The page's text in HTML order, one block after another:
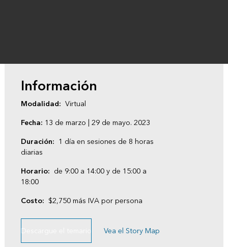
Información
Modalidad: Virtual
Fecha: 13 de marzo | 29 de mayo. 2023
Duración: 1 día en sesiones de 8 horas
diarias
Horario: de 9:00 a 14:00 y de 15:00 a
18:00
Costo: $2,750 más IVA por persona
Descargue el temario Vea el Story Map